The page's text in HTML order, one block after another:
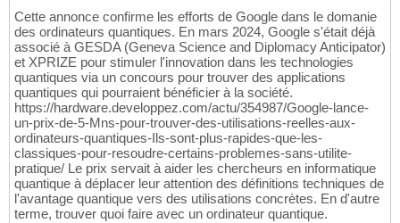
Cette annonce confirme les efforts de Google dans le domanie
des ordinateurs quantiques. En mars 2024, Google s'était déjà
associé à GESDA (Geneva Science and Diplomacy Anticipator)
et XPRIZE pour stimuler l'innovation dans les technologies
quantiques via un concours pour trouver des applications
quantiques qui pourraient bénéficier à la société.
https://hardware.developpez.com/actu/354987/Google-lance-
un-prix-de-5-Mns-pour-trouver-des-utilisations-reelles-aux-
ordinateurs-quantiques-Ils-sont-plus-rapides-que-les-
classiques-pour-resoudre-certains-problemes-sans-utilite-
pratique/ Le prix servait à aider les chercheurs en informatique
quantique à déplacer leur attention des définitions techniques de
l'avantage quantique vers des utilisations concrètes. En d'autre
terme, trouver quoi faire avec un ordinateur quantique.